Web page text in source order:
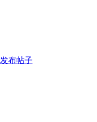
发布帖子